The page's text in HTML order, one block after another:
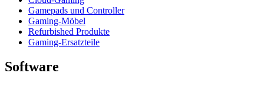
Gamepads und Controller
Gaming-Möbel
Refurbished Produkte
Gaming-Ersatzteile
Software